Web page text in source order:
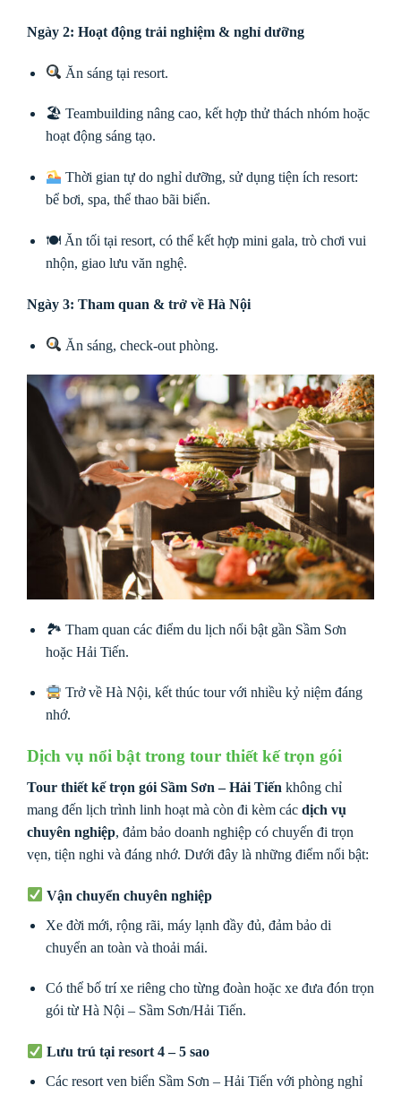
Ngày 2: Hoạt động trải nghiệm & nghỉ dưỡng
Ăn sáng tại resort.
🏖 Teambuilding nâng cao, kết hợp thử thách nhóm hoặc
hoạt động sáng tạo.
Thời gian tự do nghỉ dưỡng, sử dụng tiện ích resort:
bể bơi, spa, thể thao bãi biển.
🍽 Ăn tối tại resort, có thể kết hợp mini gala, trò chơi vui
nhộn, giao lưu văn nghệ.
Ngày 3: Tham quan & trở về Hà Nội
Ăn sáng, check-out phòng.
🏞 Tham quan các điểm du lịch nổi bật gần Sầm Sơn
hoặc Hải Tiến.
Trở về Hà Nội, kết thúc tour với nhiều kỷ niệm đáng
nhớ.
Dịch vụ nổi bật trong tour thiết kế trọn gói
Tour thiết kế trọn gói Sầm Sơn – Hải Tiến không chỉ
mang đến lịch trình linh hoạt mà còn đi kèm các dịch vụ
chuyên nghiệp, đảm bảo doanh nghiệp có chuyến đi trọn
vẹn, tiện nghi và đáng nhớ. Dưới đây là những điểm nổi bật:
Vận chuyển chuyên nghiệp
Xe đời mới, rộng rãi, máy lạnh đầy đủ, đảm bảo di
chuyển an toàn và thoải mái.
Có thể bố trí xe riêng cho từng đoàn hoặc xe đưa đón trọn
gói từ Hà Nội – Sầm Sơn/Hải Tiến.
Lưu trú tại resort 4 – 5 sao
Các resort ven biển Sầm Sơn – Hải Tiến với phòng nghỉ